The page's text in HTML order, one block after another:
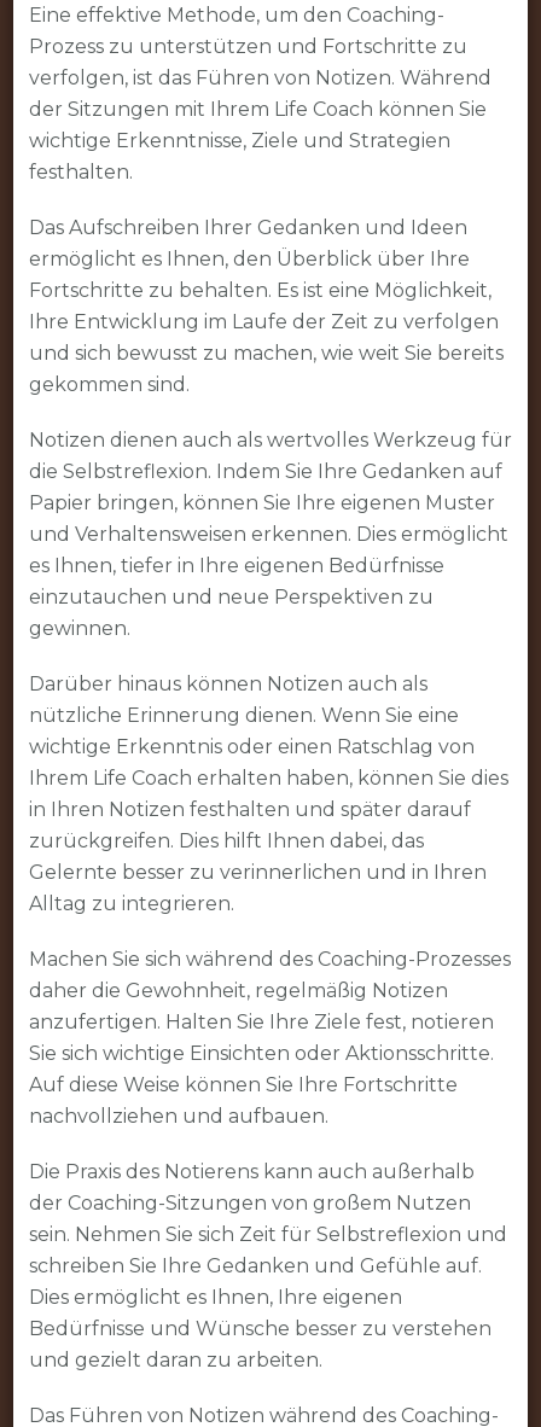
Eine effektive Methode, um den Coaching-
Prozess zu unterstützen und Fortschritte zu
verfolgen, ist das Führen von Notizen. Während
der Sitzungen mit Ihrem Life Coach können Sie
wichtige Erkenntnisse, Ziele und Strategien
festhalten.
Das Aufschreiben Ihrer Gedanken und Ideen
ermöglicht es Ihnen, den Überblick über Ihre
Fortschritte zu behalten. Es ist eine Möglichkeit,
Ihre Entwicklung im Laufe der Zeit zu verfolgen
und sich bewusst zu machen, wie weit Sie bereits
gekommen sind.
Notizen dienen auch als wertvolles Werkzeug für
die Selbstreflexion. Indem Sie Ihre Gedanken auf
Papier bringen, können Sie Ihre eigenen Muster
und Verhaltensweisen erkennen. Dies ermöglicht
es Ihnen, tiefer in Ihre eigenen Bedürfnisse
einzutauchen und neue Perspektiven zu
gewinnen.
Darüber hinaus können Notizen auch als
nützliche Erinnerung dienen. Wenn Sie eine
wichtige Erkenntnis oder einen Ratschlag von
Ihrem Life Coach erhalten haben, können Sie dies
in Ihren Notizen festhalten und später darauf
zurückgreifen. Dies hilft Ihnen dabei, das
Gelernte besser zu verinnerlichen und in Ihren
Alltag zu integrieren.
Machen Sie sich während des Coaching-Prozesses
daher die Gewohnheit, regelmäßig Notizen
anzufertigen. Halten Sie Ihre Ziele fest, notieren
Sie sich wichtige Einsichten oder Aktionsschritte.
Auf diese Weise können Sie Ihre Fortschritte
nachvollziehen und aufbauen.
Die Praxis des Notierens kann auch außerhalb
der Coaching-Sitzungen von großem Nutzen
sein. Nehmen Sie sich Zeit für Selbstreflexion und
schreiben Sie Ihre Gedanken und Gefühle auf.
Dies ermöglicht es Ihnen, Ihre eigenen
Bedürfnisse und Wünsche besser zu verstehen
und gezielt daran zu arbeiten.
Das Führen von Notizen während des Coaching-